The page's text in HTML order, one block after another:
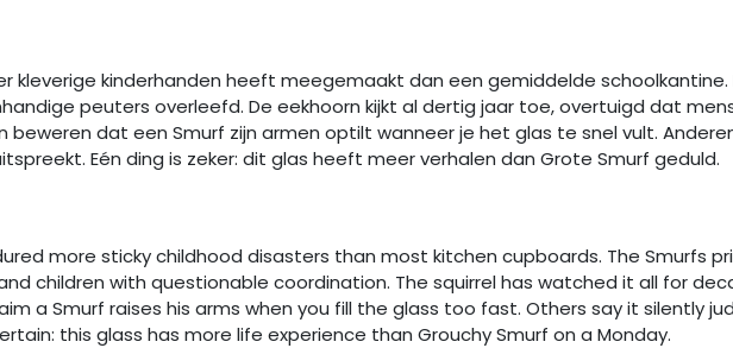
kleverige kinderhanden heeft meegemaakt dan een gemiddelde
peuters overleefd. De eekhoorn kijkt al dertig jaar toe, overtuigd dat
beweren dat een Smurf zijn armen optilt wanneer je het glas te snel vult.
Eén ding is zeker: dit glas heeft meer verhalen dan Grote Smurf geduld.
more sticky childhood disasters than most kitchen cupboards. The Smurfs
children with questionable coordination. The squirrel has watched it all for
a Smurf raises his arms when you fill the glass too fast. Others say it silently
this glass has more life experience than Grouchy Smurf on a Monday.